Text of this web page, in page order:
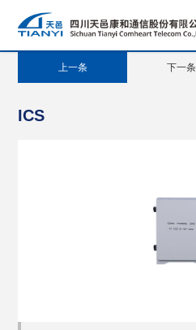
上一条 下一条
ICS